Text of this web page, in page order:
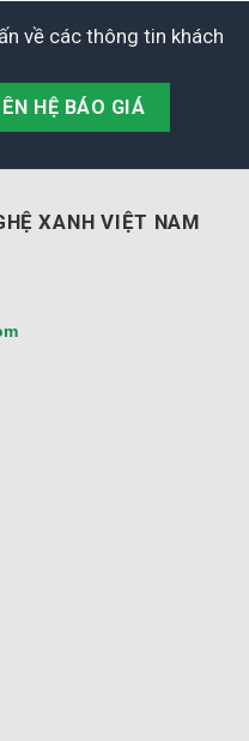
về các thông tin khách
HỆ BÁO GIÁ
XANH VIỆT NAM